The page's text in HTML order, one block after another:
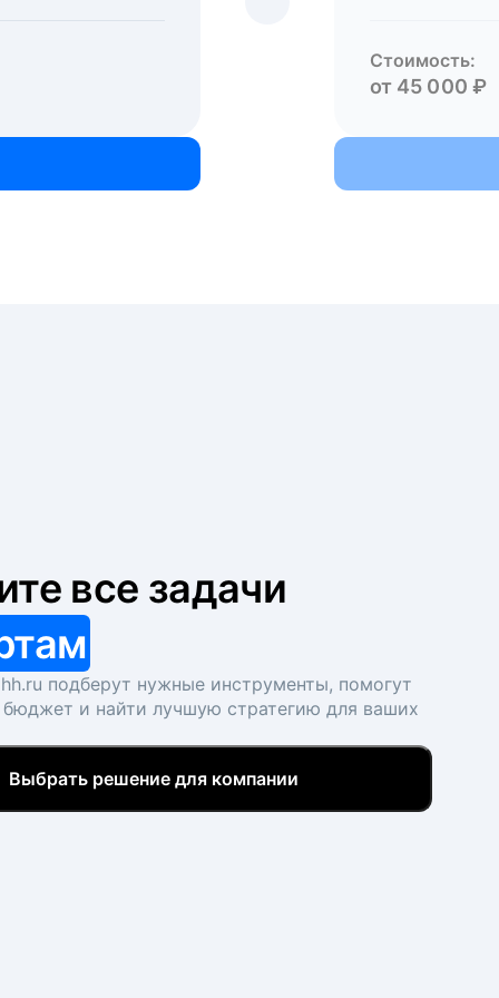
Стоимость:
от 45 000 ₽
все задачи
подберут нужные инструменты, помогут
бюджет и найти лучшую стратегию для ваших
Выбрать решение для компании